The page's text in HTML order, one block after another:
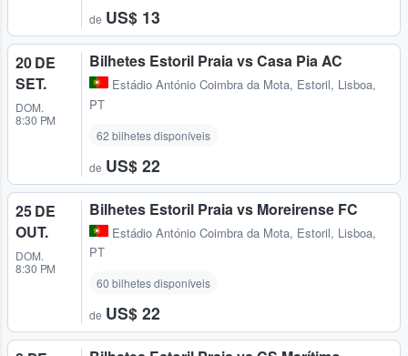
de US$ 13
20 DE
SET.
DOM.
8:30 PM
Bilhetes Estoril Praia vs Casa Pia AC
Estádio António Coimbra da Mota, Estoril, Lisboa,
PT
62 bilhetes disponíveis
de US$ 22
25 DE
OUT.
DOM.
8:30 PM
Bilhetes Estoril Praia vs Moreirense FC
Estádio António Coimbra da Mota, Estoril, Lisboa,
PT
60 bilhetes disponíveis
de US$ 22